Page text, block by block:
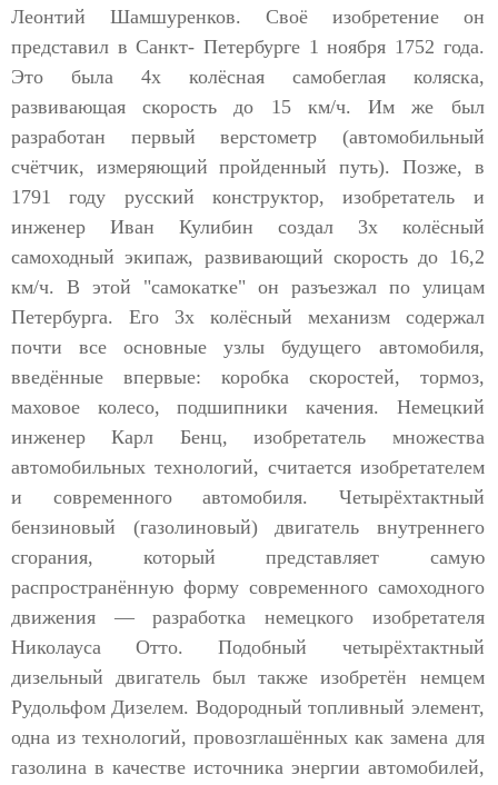
Леонтий Шамшуренков. Своё изобретение он
представил в Санкт- Петербурге 1 ноября 1752 года.
Это была 4х колёсная самобеглая коляска,
развивающая скорость до 15 км/ч. Им же был
разработан первый верстометр (автомобильный
счётчик, измеряющий пройденный путь). Позже, в
1791 году русский конструктор, изобретатель и
инженер Иван Кулибин создал 3х колёсный
самоходный экипаж, развивающий скорость до 16,2
км/ч. В этой "самокатке" он разъезжал по улицам
Петербурга. Его 3х колёсный механизм содержал
почти все основные узлы будущего автомобиля,
введённые впервые: коробка скоростей, тормоз,
маховое колесо, подшипники качения. Немецкий
инженер Карл Бенц, изобретатель множества
автомобильных технологий, считается изобретателем
и современного автомобиля. Четырёхтактный
бензиновый (газолиновый) двигатель внутреннего
сгорания, который представляет самую
распространённую форму современного самоходного
движения — разработка немецкого изобретателя
Николауса Отто. Подобный четырёхтактный
дизельный двигатель был также изобретён немцем
Рудольфом Дизелем. Водородный топливный элемент,
одна из технологий, провозглашённых как замена для
газолина в качестве источника энергии автомобилей,